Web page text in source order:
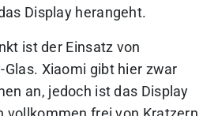
Display herangeht.
ist der Einsatz von
Xiaomi gibt hier zwar
an, jedoch ist das Display